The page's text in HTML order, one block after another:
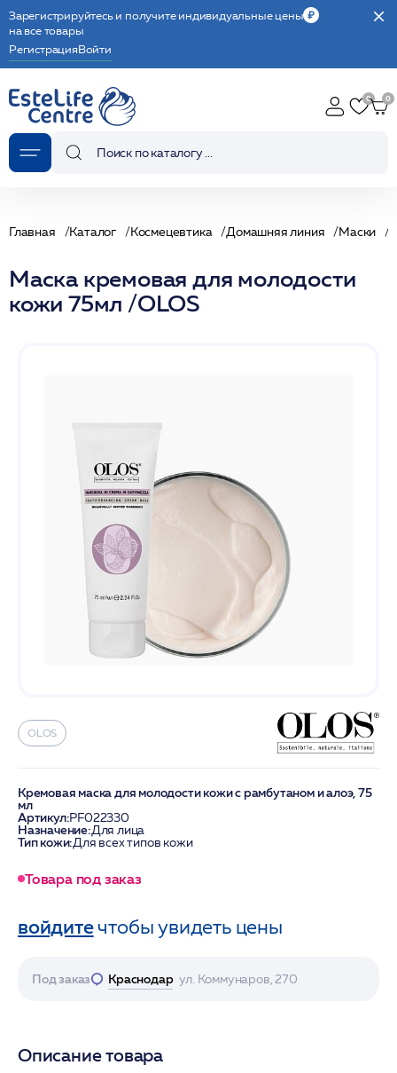
Зарегистрируйтесь и получите индивидуальные цены
на все товары
РегистрацияВойти
Главная Каталог Космецевтика Домашняя линия Маски
Маска кремовая для молодости
кожи 75мл /OLOS
OLOS
Кремовая маска для молодости кожи с рамбутаном и алоэ, 75
мл
Артикул:PF022330
Назначение:Для лица
Тип кожи:Для всех типов кожи
Товара под заказ
войдитечтобы увидеть цены
Под заказ Краснодар ул. Коммунаров, 270
Описание товара